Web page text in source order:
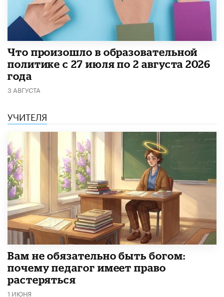
​Что произошло в образовательной
политике с 27 июля по 2 августа 2026
года
3 АВГУСТА
УЧИТЕЛЯ
​Вам не обязательно быть богом:
почему педагог имеет право
растеряться
1 ИЮНЯ